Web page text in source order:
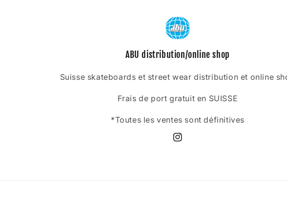
ABU distribution/online shop
Suisse skateboards et street wear distribution et online
Frais de port gratuit en SUISSE
*Toutes les ventes sont définitives
Instagram